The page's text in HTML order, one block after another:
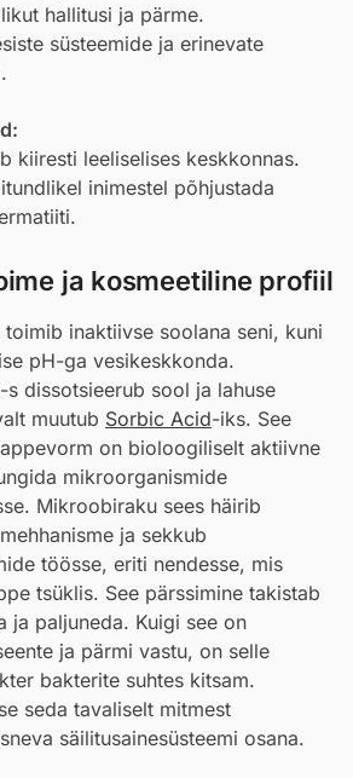
hallitusi ja pärme.
süsteemide ja erinevate
kiiresti leeliselises keskkonnas.
inimestel põhjustada
ja kosmeetiline profiil
toimib inaktiivse soolana seni, kuni
pH-ga vesikeskkonda.
-s dissotsieerub sool ja lahuse
muutub Sorbic Acid-iks. See
on bioloogiliselt aktiivne
mikroorganismide
Mikroobiraku sees häirib
ja sekkub
töösse, eriti nendesse, mis
tsüklis. See pärssimine takistab
ja paljuneda. Kuigi see on
ja pärmi vastu, on selle
bakterite suhtes kitsam.
seda tavaliselt mitmest
säilitusainesüsteemi osana.